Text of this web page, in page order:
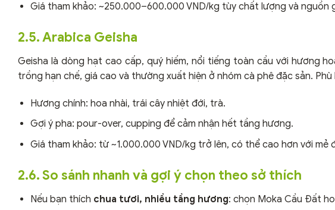
Giá tham khảo: ~250.000–600.000 VND/kg tùy chất lượng và nguồn
2.5. Arabica Geisha
Geisha là dòng hạt cao cấp, quý hiếm, nổi tiếng toàn cầu với hương
trồng hạn chế, giá cao và thường xuất hiện ở nhóm cà phê đặc sản. Phù
Hương chính: hoa nhài, trái cây nhiệt đới, trà.
Gợi ý pha: pour-over, cupping để cảm nhận hết tầng hương.
Giá tham khảo: từ ~1.000.000 VND/kg trở lên, có thể cao hơn với mẻ
2.6. So sánh nhanh và gợi ý chọn theo sở thích
Nếu bạn thích chua tươi, nhiều tầng hương: chọn Moka Cầu Đất